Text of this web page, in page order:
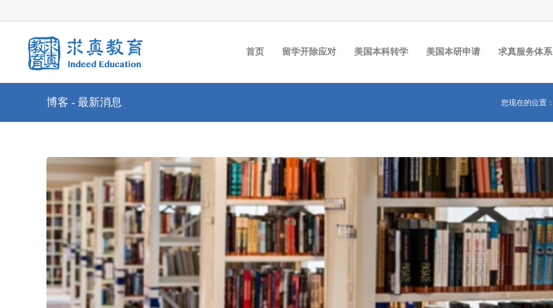
首页 留学开除应对 美国本科转学 美国本研申请 求真服务体系
博客 - 最新消息 您现在的位置：